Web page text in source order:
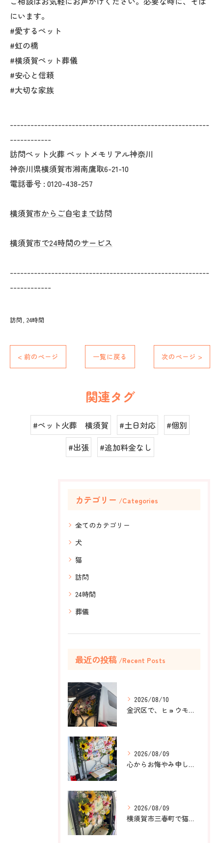
にいます。
#愛するペット
#虹の橋
#横須賀ペット葬儀
#安心と信頼
#大切な家族
----------------------------------------------------------
------------
訪問ペット火葬 ペットメモリアル神奈川
神奈川県横須賀市湘南鷹取6-21-10
電話番号 : 0120-438-257
横須賀市からご自宅まで訪問
横須賀市で24時間のサービス
----------------------------------------------------------
------------
訪問 24時間
< 前のページ 一覧に戻る 次のページ >
関連タグ
#ペット火葬 横須賀 #土日対応
#個別
#出張
#追加料金なし
カテゴリー Categories
全てのカテゴリー
犬
猫
訪問
24時間
葬儀
最近の投稿 Recent Posts
2026/08/10
金沢区で、ヒョウモントカゲモドキのラテちゃんのペット火葬のお...
2026/08/09
心からお悔やみ申し上げます。
2026/08/09
横須賀市三春町で猫ちゃんのペット葬儀、ペット火葬をお手伝いさ...